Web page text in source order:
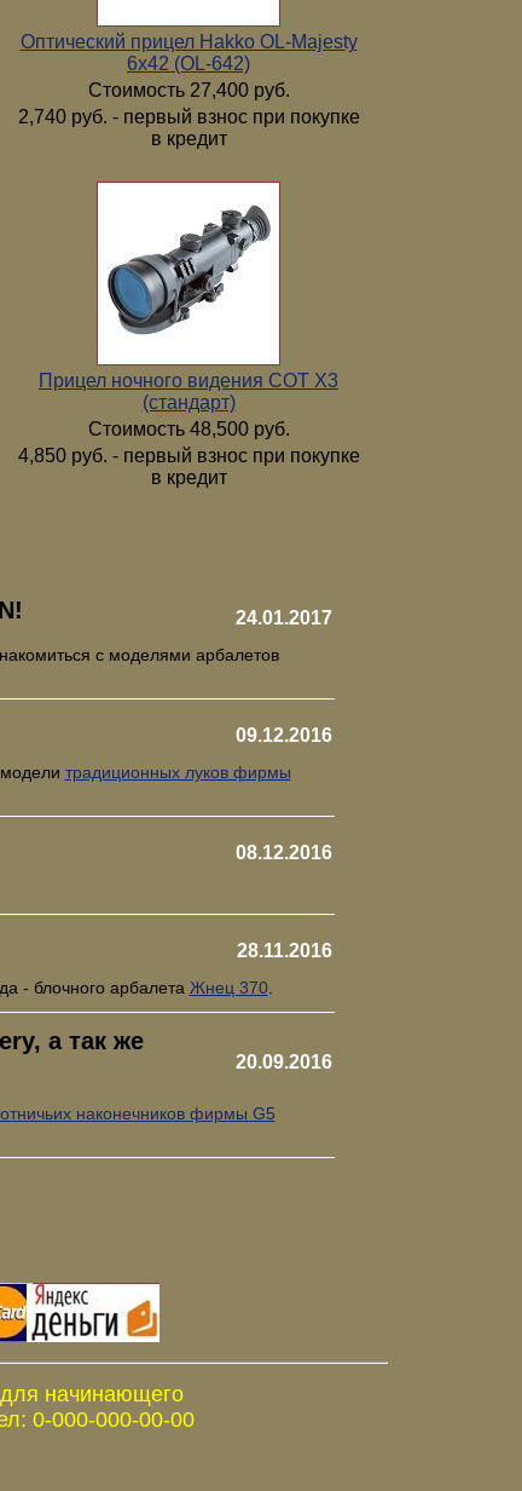
Оптический прицел Hakko OL-Majesty
6x42 (OL-642)
Стоимость 27,400 руб.
2,740 руб. - первый взнос при покупке
в кредит
Прицел ночного видения COT X3
(стандарт)
Стоимость 48,500 руб.
4,850 руб. - первый взнос при покупке
в кредит
24.01.2017
с моделями арбалетов
09.12.2016
модели традиционных луков фирмы
08.12.2016
28.11.2016
- блочного арбалета Жнец 370.
а так же
20.09.2016
наконечников фирмы G5
для начинающего
0-000-000-00-00